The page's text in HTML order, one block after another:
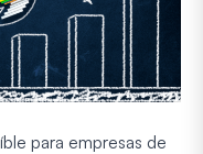
para empresas de